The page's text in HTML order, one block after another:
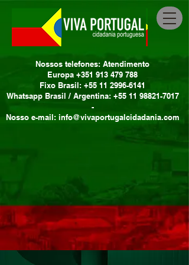
Nossos telefones: Atendimento
Europa +351 913 479 788
Fixo Brasil: +55 11 2996-6141
Whatsapp Brasil / Argentina: +55 11 98821-7017
-
Nosso e-mail: info@vivaportugalcidadania.com